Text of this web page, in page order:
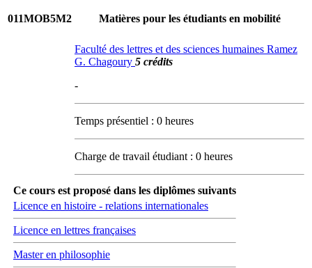
011MOB5M2 Matières pour les étudiants en mobilité
Faculté des lettres et des sciences humaines Ramez
G. Chagoury 5 crédits
-
Temps présentiel : 0 heures
Charge de travail étudiant : 0 heures
Ce cours est proposé dans les diplômes suivants
Licence en histoire - relations internationales
Licence en lettres françaises
Master en philosophie